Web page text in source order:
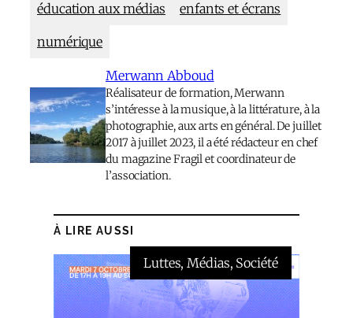
éducation aux médias enfants et écrans
numérique
Merwann Abboud
Réalisateur de formation, Merwann
s’intéresse à la musique, à la littérature, à la
photographie, aux arts en général. De juillet
2017 à juillet 2023, il a été rédacteur en chef
du magazine Fragil et coordinateur de
l’association.
À LIRE AUSSI
Luttes, Médias, Société